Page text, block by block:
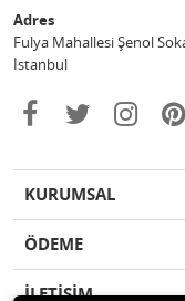
Adres
Fulya Mahallesi Şenol
İstanbul
KURUMSAL
ÖDEME
İLETİŞİM